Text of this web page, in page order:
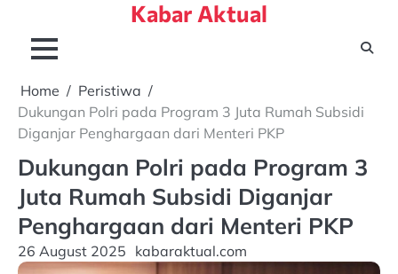
content
Kabar Aktual
Home
Peristiwa
Dukungan Polri pada Program 3 Juta Rumah Subsidi
Diganjar Penghargaan dari Menteri PKP
Dukungan Polri pada Program 3
Juta Rumah Subsidi Diganjar
Penghargaan dari Menteri PKP
26 August 2025 kabaraktual.com